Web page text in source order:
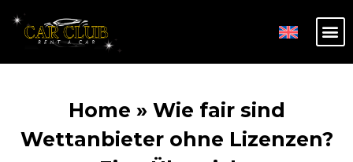
Home » Wie fair sind
Wettanbieter ohne Lizenzen?